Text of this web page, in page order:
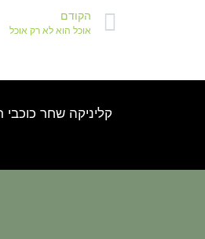
הקודם
אוכל הוא לא רק אוכל
קליניקה שחר